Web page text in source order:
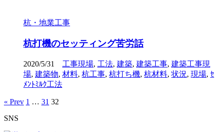
杭・地業工事
杭打機のセッティング苦労話
2020/5/31 工事現場, 工法, 建築, 建築工事, 建築工事現
場, 建築物, 材料, 杭工事, 杭打ち機, 杭材料, 状況, 現場, ｾ
ﾒﾝﾄﾐﾙｸ工法
« Prev 1 … 31 32
SNS